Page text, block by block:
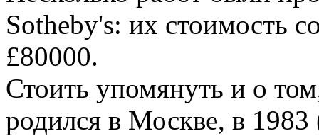
Sotheby's: их стоимость
£80000.
Стоить упомянуть и о
родился в Москве, в 1983